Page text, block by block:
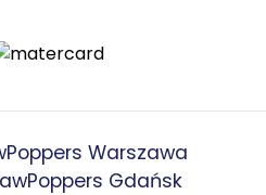
Poppers Warszawa
Poppers Gdańsk